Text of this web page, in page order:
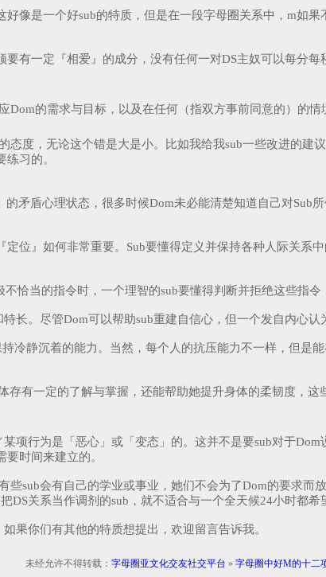
像是一个好sub的特质，但是在一段字母圈关系中，m如
有一定『相爱』的成分，没有任何一对DS主奴可以每分
的需求与目标，以及在任何（指双方事前同意的）的情
态度，无论这个错是大是小。比如我给我sub一些改进的
习的。
矛盾心理状态，很多时候Dom未必能清楚知道自己对Sub
位』如何非常重要。Sub要懂得定义并保持各种人际关系
恰当的指令时，一个理智的sub要懂得判断并拒绝这些指令
长。尽管Dom可以帮助sub重建自信心，但一个发自内心认
冷静沉着的能力。当然，每个人的抗压能力不一样，但是
存有一定的了解与掌握，还能帮助她提升身体的柔韧度，
项行为是「恶心」或「变态」的。这并不是要sub对于
时间来建立的。
sub会有自己的学业或事业，她们不会为了Dom的要求
关系当作调剂的sub，就不适合与一个全天候24小时都希
果你们有其他的特质想提出，欢迎留言告诉我。
未经允许不得转载： 字母圈亚文化交友社交平台 » 字母圈中好M的十二